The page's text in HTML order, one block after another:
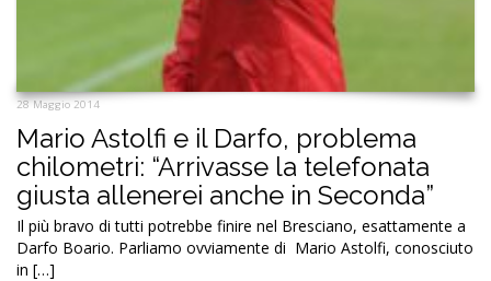
28 Maggio 2014
Mario Astolfi e il Darfo, problema
chilometri: “Arrivasse la telefonata
giusta allenerei anche in Seconda”
Il più bravo di tutti potrebbe finire nel Bresciano, esattamente a
Darfo Boario. Parliamo ovviamente di Mario Astolfi, conosciuto
in […]